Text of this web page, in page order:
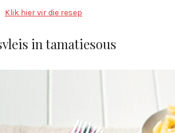
Klik hier vir die resep
in tamatiesous